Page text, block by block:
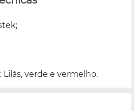
Lilás, verde e vermelho.